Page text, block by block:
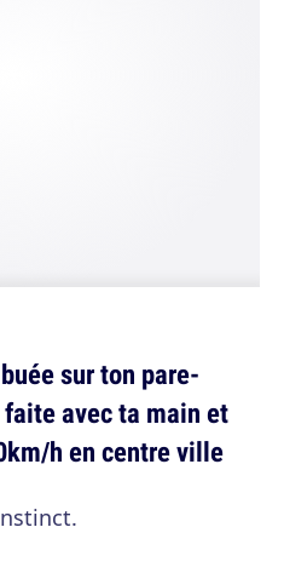
sur ton pare-
avec ta main et
h en centre ville